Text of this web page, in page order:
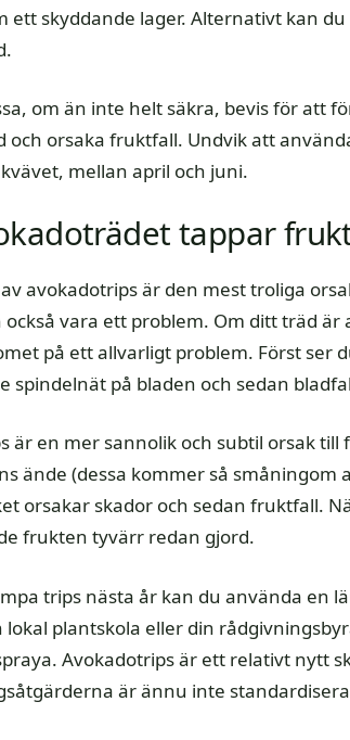
ett skyddande lager. Alternativt kan
om än inte helt säkra, bevis för att
och orsaka fruktfall. Undvik att
mellan april och juni.
tappar
avokadotrips är den mest troliga
också vara ett problem. Om ditt träd
på ett allvarligt problem. Först ser
spindelnät på bladen och sedan
är en mer sannolik och subtil orsak
ände (dessa kommer så småningom
orsakar skador och sedan fruktfall.
frukten tyvärr redan gjord.
trips nästa år kan du använda en
lokal plantskola eller din
Avokadotrips är ett relativt nytt
är ännu inte